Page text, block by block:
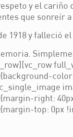
y el
que sonreír
1918 y falleció
right:
top: